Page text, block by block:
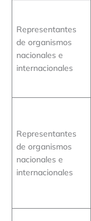
Representantes
de organismos
nacionales e
internacionales
Representantes
de organismos
nacionales e
internacionales